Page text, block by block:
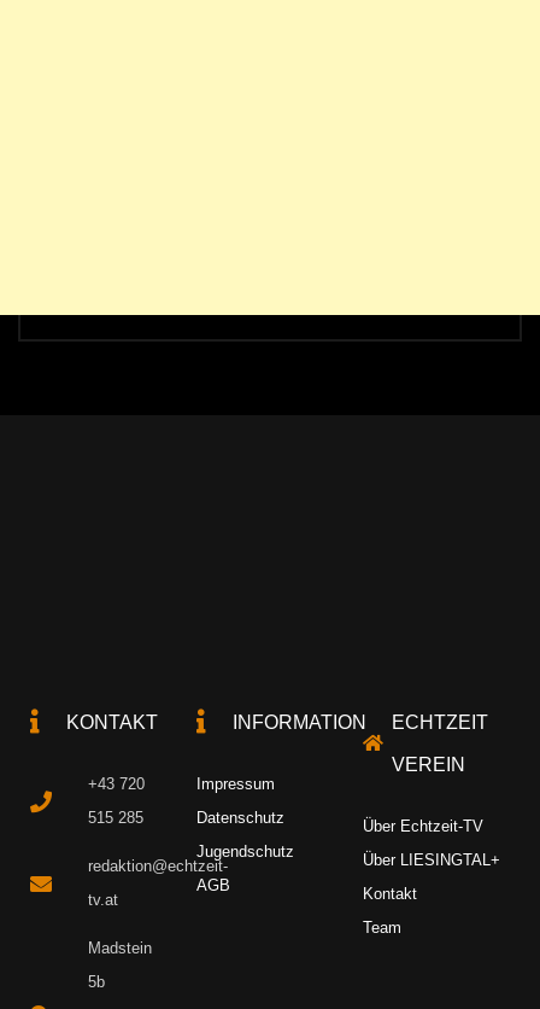
KONTAKT
+43 720
515 285
redaktion@echtzeit-
tv.at
Madstein
5b
INFORMATION
Impressum
Datenschutz
Jugendschutz
AGB
ECHTZEIT
VEREIN
Über Echtzeit-TV
Über LIESINGTAL+
Kontakt
Team